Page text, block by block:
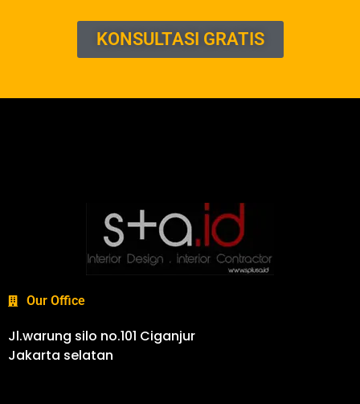
KONSULTASI GRATIS
Our Office
Jl.warung silo no.101 Ciganjur
Jakarta selatan